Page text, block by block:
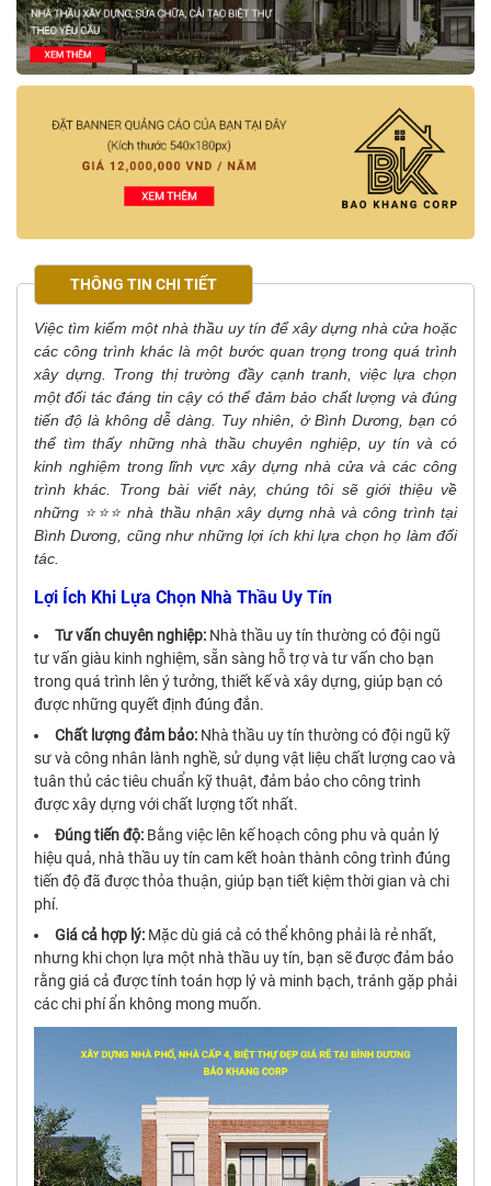
THÔNG TIN CHI TIẾT
Việc tìm kiếm một nhà thầu uy tín để xây dựng nhà cửa hoặc
các công trình khác là một bước quan trọng trong quá trình
xây dựng. Trong thị trường đầy cạnh tranh, việc lựa chọn
một đối tác đáng tin cậy có thể đảm bảo chất lượng và đúng
tiến độ là không dễ dàng. Tuy nhiên, ở Bình Dương, bạn có
thể tìm thấy những nhà thầu chuyên nghiệp, uy tín và có
kinh nghiệm trong lĩnh vực xây dựng nhà cửa và các công
trình khác. Trong bài viết này, chúng tôi sẽ giới thiệu về
những ⭐⭐⭐ nhà thầu nhận xây dựng nhà và công trình tại
Bình Dương, cũng như những lợi ích khi lựa chọn họ làm đối
tác.
Lợi Ích Khi Lựa Chọn Nhà Thầu Uy Tín
Tư vấn chuyên nghiệp: Nhà thầu uy tín thường có đội ngũ
tư vấn giàu kinh nghiệm, sẵn sàng hỗ trợ và tư vấn cho bạn
trong quá trình lên ý tưởng, thiết kế và xây dựng, giúp bạn có
được những quyết định đúng đắn.
Chất lượng đảm bảo: Nhà thầu uy tín thường có đội ngũ kỹ
sư và công nhân lành nghề, sử dụng vật liệu chất lượng cao và
tuân thủ các tiêu chuẩn kỹ thuật, đảm bảo cho công trình
được xây dựng với chất lượng tốt nhất.
Đúng tiến độ: Bằng việc lên kế hoạch công phu và quản lý
hiệu quả, nhà thầu uy tín cam kết hoàn thành công trình đúng
tiến độ đã được thỏa thuận, giúp bạn tiết kiệm thời gian và chi
phí.
Giá cả hợp lý: Mặc dù giá cả có thể không phải là rẻ nhất,
nhưng khi chọn lựa một nhà thầu uy tín, bạn sẽ được đảm bảo
rằng giá cả được tính toán hợp lý và minh bạch, tránh gặp phải
các chi phí ẩn không mong muốn.